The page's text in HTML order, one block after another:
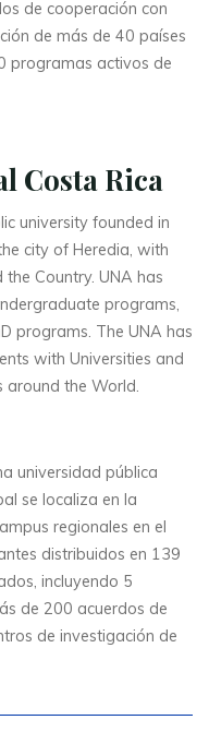
de cooperación con
de más de 40 países
programas activos de
Costa Rica
university founded in
city of Heredia, with
Country. UNA has
programs,
programs. The UNA has
with Universities and
around the World.
universidad pública
se localiza en la
regionales en el
distribuidos en 139
incluyendo 5
de 200 acuerdos de
de investigación de